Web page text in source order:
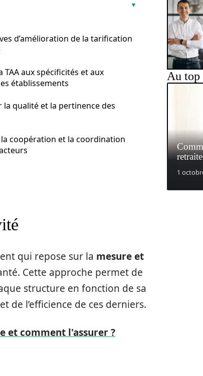
d’amélioration de la tarification
TAA aux spécificités et aux
établissements
la qualité et la pertinence des
la coopération et la coordination
qui repose sur la mesure et
Cette approche permet de
structure en fonction de sa
de l’efficience de ces derniers.
et comment l'assurer ?
Au top
1